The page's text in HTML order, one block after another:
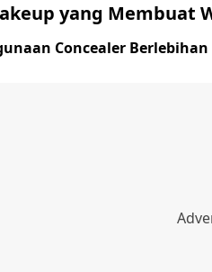
yang Membuat
Concealer Berlebihan